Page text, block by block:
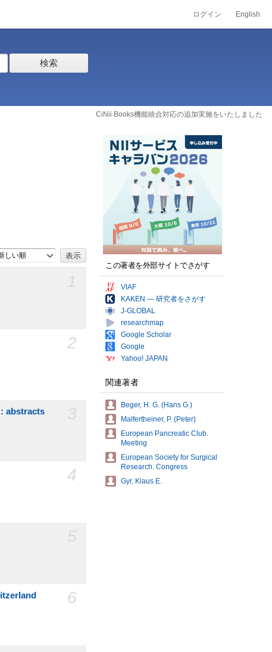
ログイン English
検索
CiNii Books機能統合対応の追加実施をいたしました
しい順
2
abstracts
4
6
この著者を外部サイトでさがす
VIAF
KAKEN — 研究者をさがす
J-GLOBAL
researchmap
Google Scholar
Google
Yahoo! JAPAN
関連著者
Beger, H. G. (Hans G.)
Malfertheiner, P. (Peter)
European Pancreatic Club.
Meeting
European Society for Surgical
Research. Congress
Gyr, Klaus E.